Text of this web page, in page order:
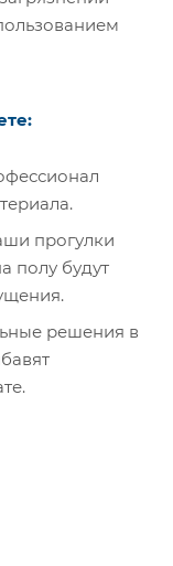
прогулки
полу будут
решения в